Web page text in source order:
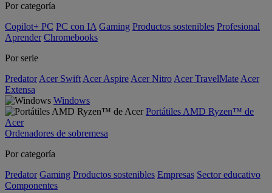
Por categoría
Copilot+ PC PC con IA Gaming Productos sostenibles Profesional
Aprender Chromebooks
Por serie
Predator Acer Swift Acer Aspire Acer Nitro Acer TravelMate Acer
Extensa
Windows
Portátiles AMD Ryzen™ de
Acer
Ordenadores de sobremesa
Por categoría
Predator Gaming Productos sostenibles Empresas Sector educativo
Componentes